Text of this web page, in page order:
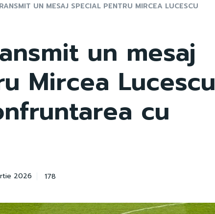
UN MESAJ SPECIAL PENTRU MIRCEA LUCESCU
un mesaj
Mircea Lucescu
cu
2026 178